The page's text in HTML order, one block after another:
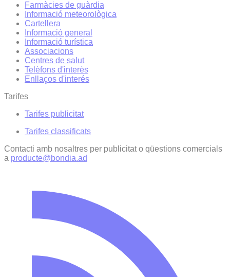
Farmàcies de guàrdia
Informació meteorològica
Cartellera
Informació general
Informació turística
Associacions
Centres de salut
Telèfons d'interès
Enllaços d'interés
Tarifes
Tarifes publicitat
Tarifes classificats
Contacti amb nosaltres per publicitat o qüestions comercials
a producte@bondia.ad